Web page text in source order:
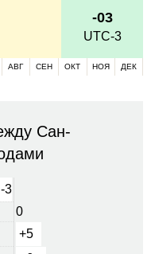
-03
UTC-3
АВГ СЕН ОКТ НОЯ ДЕК
Сан-
-3
0
+5